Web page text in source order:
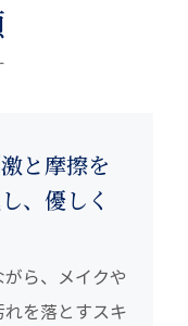
と摩擦を
、優しく
ら、メイクや
を落とすスキ